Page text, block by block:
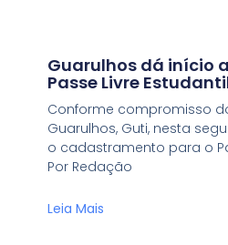
Guarulhos dá início
Passe Livre
segunda-feira
Conforme compromisso
Guarulhos, Guti, nesta
o cadastramento para o
Por Redação
Leia Mais